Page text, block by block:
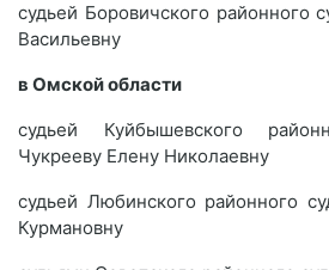
судьей Боровичского районного
Васильевну
в Омской области
судьей Куйбышевского
Чукрееву Елену Николаевну
судьей Любинского районного
Курмановну